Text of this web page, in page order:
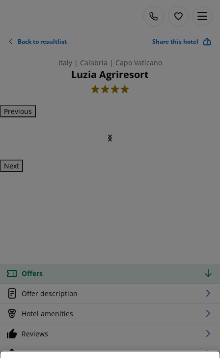
Back to resultlist Share this hotel
Italy | Calabria | Capo Vaticano
Luzia Agriresort
4
Previous
Next
Offers
Offer description
Hotel amenities
Reviews
Location